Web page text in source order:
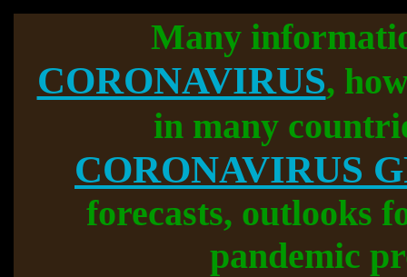
Many
CORONAVIRUS,
in many
CORONAVIRUS
forecasts, outlooks
pandemic